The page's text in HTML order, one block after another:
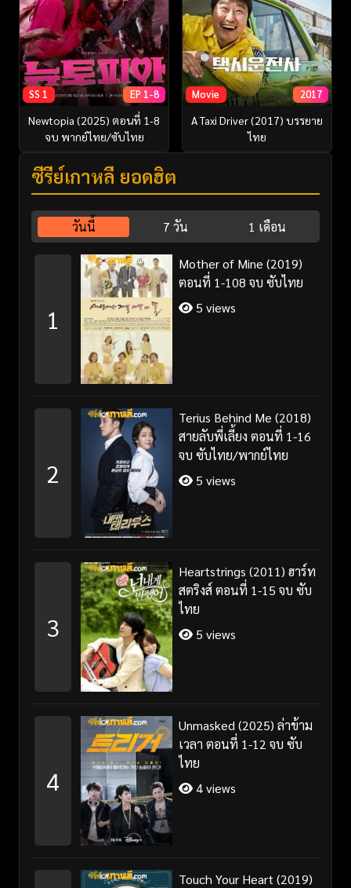
SS 1 EP 1-8
Newtopia (2025) ตอนที่ 1-8
จบ พากย์ไทย/ซับไทย
Movie 2017
A Taxi Driver (2017) บรรยาย
ไทย
ซีรี่ย์เกาหลี ยอดฮิต
วันนี้ 7 วัน 1 เดือน
1
Mother of Mine (2019)
ตอนที่ 1-108 จบ ซับไทย
5 views
2
Terius Behind Me (2018)
สายลับพี่เลี้ยง ตอนที่ 1-16
จบ ซับไทย/พากย์ไทย
5 views
3
Heartstrings (2011) ฮาร์ท
สตริงส์ ตอนที่ 1-15 จบ ซับ
ไทย
5 views
4
Unmasked (2025) ล่าข้าม
เวลา ตอนที่ 1-12 จบ ซับ
ไทย
4 views
Touch Your Heart (2019)